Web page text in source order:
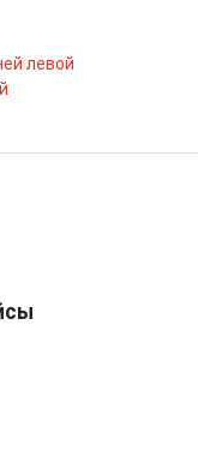
левой